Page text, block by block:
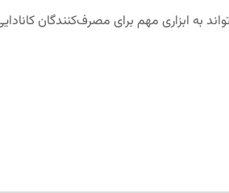
به ابزاری مهم برای مصرف‌کنندگان